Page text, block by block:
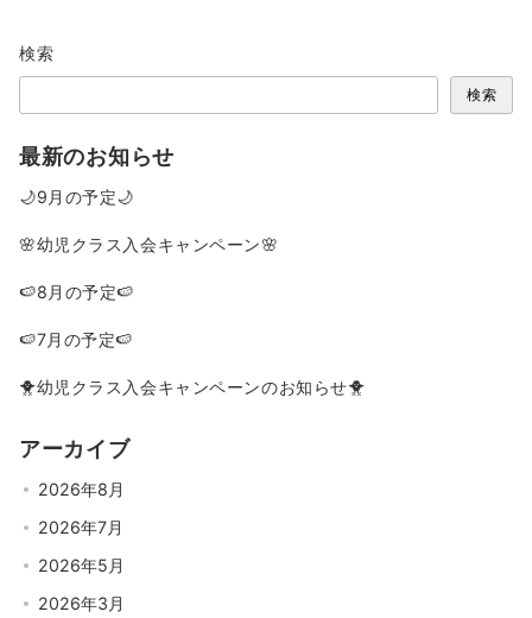
検索
検索
最新のお知らせ
🌙9月の予定🌙
🌸幼児クラス入会キャンペーン🌸
🍉8月の予定🍉
🍉7月の予定🍉
🐥幼児クラス入会キャンペーンのお知らせ🐥
アーカイブ
2026年8月
2026年7月
2026年5月
2026年3月